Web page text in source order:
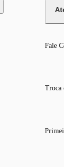
Fale
Troca